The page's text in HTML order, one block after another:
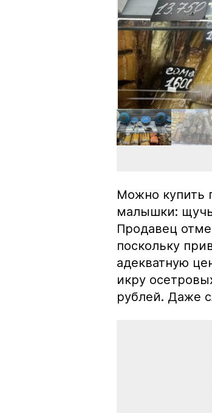
Можно купить
малышки:
Продавец
поскольку
адекватную
икру
рублей. Даже